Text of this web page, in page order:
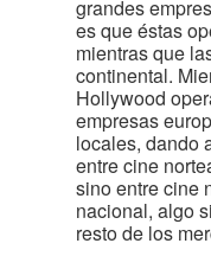
grandes
es que éstas
mientras que
continental.
Hollywood
empresas
locales, dando
entre cine
sino entre cine
nacional, algo
resto de los